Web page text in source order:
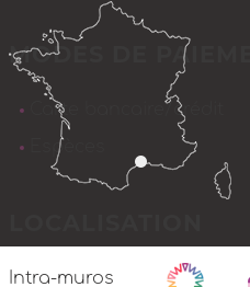
MODES DE
Carte bancaire/crédit
Espèces
Intra-muros